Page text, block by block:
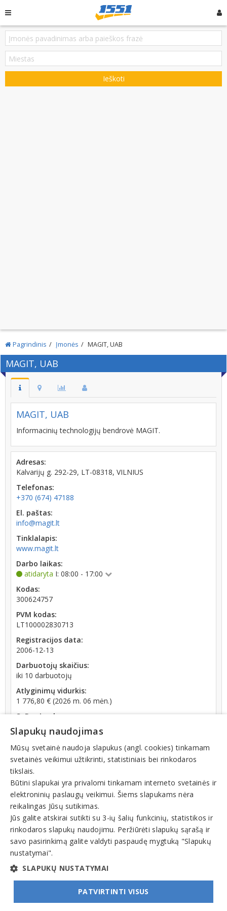
Ieškoti
Pagrindinis Įmonės MAGIT, UAB
MAGIT, UAB
MAGIT, UAB
Informacinių technologijų bendrovė MAGIT.
Adresas:
Kalvarijų g. 292-29, LT-08318, VILNIUS
Telefonas:
+370 (674) 47188
El. paštas:
info@magit.lt
Tinklalapis:
www.magit.lt
Darbo laikas:
atidaryta I: 08:00 - 17:00
Kodas:
300624757
PVM kodas:
LT100002830713
Registracijos data:
2006-12-13
Darbuotojų skaičius:
iki 10 darbuotojų
Atlyginimų vidurkis:
1 776,80 € (2026 m. 06 mėn.)
SoDra įmokų suma:
2 267,57 € (2026 m. 06 mėn.)
270 368 €, pelnas po mokesčių 0,6 % (2024 m.)
Veiklos sritys
Kompiuterių programinė įranga, programavimas
© INFOMINTA, UAB. Visos teisės saugomos. Telefonas
info@1551.info
Slapukų naudojimas
Mūsų svetainė naudoja slapukus (angl. cookies) tinkamam
svetainės veikimui užtikrinti, statistiniais bei rinkodaros
tikslais.
Būtini slapukai yra privalomi tinkamam interneto svetainės ir
elektroninių paslaugų veikimui. Šiems slapukams nėra
reikalingas Jūsų sutikimas.
Jūs galite atskirai sutikti su 3-ių šalių funkcinių, statistikos ir
rinkodaros slapukų naudojimu. Peržiūrėti slapukų sąrašą ir
savo pasirinkimą galite valdyti paspaudę mygtuką "Slapukų
nustatymai".
SLAPUKŲ NUSTATYMAI
PATVIRTINTI VISUS